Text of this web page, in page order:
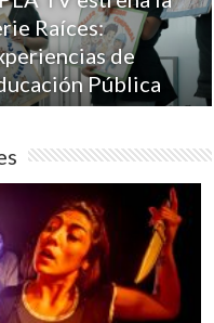
Raíces:
de
Pública